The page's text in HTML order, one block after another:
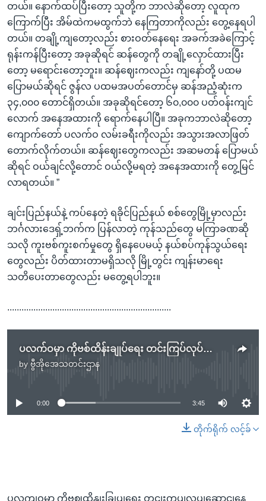
တယ်။ နောက်ထပ်ပြီးတော့ သူတို့က ဘာလဲဆိုတော့ လူထုက
ကြောက်ပြီး အိမ်ထဲကမထွက်ဘဲ နေကြတာကိုလည်း တွေ့နေရပါ
တယ်။ တချို့ကျတော့လည်း စားဝတ်နေရေး အခက်အခဲကြောင့်
ရုန်းကန်ပြီးတော့ အခုဆိုရင် ဆန်တွေကို တချို့လှောင်ထားပြီး
တော့ မရောင်းတော့ဘူး။ ဆန်ဈေးကလည်း ကျနော်တို့ ပထမ
ပြောမယ်ဆိုရင် ဇွန်လ ပထမအပတ်တောင်မှ ဆန်အညံ့ဆုံးက
၃၄,၀၀၀ တောင်ရှိတယ်။ အခုဆိုရင်တော့ ၆၀,၀၀၀ ပတ်ဝန်းကျင်
လောက် အနေအထားကို ရောက်နေပါပြီ။ အခုကဘာလဲဆိုတော့
ကျောက်တော် ပလက်ဝ လမ်းခရီးကိုလည်း အသွားအလာဖြတ်
တောက်လိုက်တယ်။ ဆန်ဈေးတွေကလည်း အဆမတန် ပြောမယ်
ဆိုရင် ဝယ်ချင်လို့တောင် ဝယ်လို့မရတဲ့ အနေအထားကို တွေ့မြင်
လာရတယ်။ ”
ချင်းပြည်နယ်နဲ့ ကပ်နေတဲ့ ရခိုင်ပြည်နယ် စစ်တွေမြို့မှာလည်း
ဘင်္ဂလားဒေရှ့်ဘက်က ပြန်လာတဲ့ ကုန်သည်တွေ မကြာခဏဆို
သလို ကူးဗစ်ကူးစက်မှုတွေ ရှိနေပေမယ့် နယ်စပ်ကုန်သွယ်ရေး
တွေလည်း ပိတ်ထားတာမရှိသလို မြို့တွင်း ကျန်းမာရေး
သတိပေးတာတွေလည်း မတွေ့ရပါဘူး။
.....................................................................
ပလက်ဝမှာ ကိုဗစ်ထိန်းချုပ်ရေး တင်းကြပ်လုပ်ဆောင်နေ
by ဗွီအိုအေသတင်းဌာန
No media source currently available
0:00 3:45
တိုက်ရိုက် လင့်ခ်
ပလကျဝမှာ ကိုဗဈထိနျးခြုပျရေး တငျးကွပျလုပျဆောငျနေ